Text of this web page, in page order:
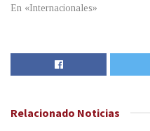
En «Internacionales»
Relacionado Noticias